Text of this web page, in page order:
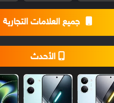
جميع العلامات التجارية
الأحدث